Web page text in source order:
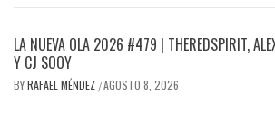
LA NUEVA OLA 2026 #479 | THEREDSPIRIT,
Y CJ SOOY
BYRAFAEL MÉNDEZ /AGOSTO 8, 2026